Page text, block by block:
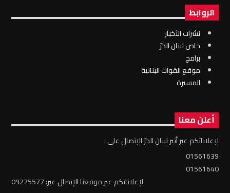
الروابط
نشرات الأخبار
خاص لبنان الحرّ
برامج
موقع القوات البنانية
المسيرة
أعلن معنا
لإعلاناتكم عبر أثير لبنان الحرّ الإتصال على :
01561639
01561640
لإعلاناتكم عبر موقعنا الإتصال عبر: 09225577